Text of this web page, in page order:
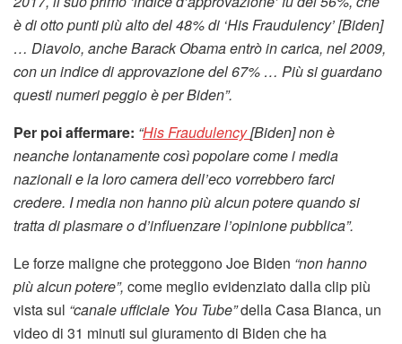
è di otto punti più alto del 48% di ‘His Fraudulency’ [Biden]
… Diavolo, anche Barack Obama entrò in carica, nel 2009,
con un indice di approvazione del 67% … Più si guardano
questi numeri peggio è per Biden”.
Per poi affermare: “His Fraudulency[Biden] non è
neanche lontanamente così popolare come i media
nazionali e la loro camera dell’eco vorrebbero farci
credere. I media non hanno più alcun potere quando si
tratta di plasmare o d’influenzare l’opinione pubblica”.
Le forze maligne che proteggono Joe Biden “non hanno
più alcun potere”, come meglio evidenziato dalla clip più
vista sul “canale ufficiale You Tube”della Casa Bianca, un
video di 31 minuti sul giuramento di Biden che ha